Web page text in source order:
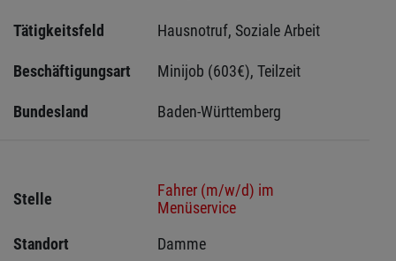
Tätigkeitsfeld Hausnotruf, Soziale Arbeit
Beschäftigungsart Minijob (603€), Teilzeit
Bundesland Baden-Württemberg
Stelle
Fahrer (m/w/d) im
Menüservice
Standort
Damme